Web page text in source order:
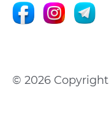
© 2026 Copyright |